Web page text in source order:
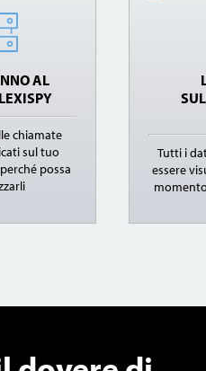
AL
chiamate
sul tuo
possa
Tutti i
essere